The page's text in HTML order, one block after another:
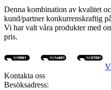
Denna kombination av kvalitet
kund/partner konkurrenskraftig
Vi har valt våra produkter med
pris.
Kontakta oss
Besöksadress: